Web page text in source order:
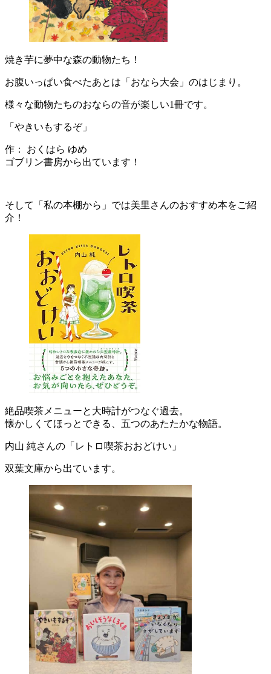
焼き芋に夢中な森の動物たち！
お腹いっぱい食べたあとは「おなら大会」のはじまり。
様々な動物たちのおならの音が楽しい1冊です。
「やきいもするぞ」
作： おくはら ゆめ
ゴブリン書房から出ています！
そして「私の本棚から」では美里さんのおすすめ本をご紹
介！
絶品喫茶メニューと大時計がつなぐ過去。
懐かしくてほっとできる、五つのあたたかな物語。
内山 純さんの「レトロ喫茶おおどけい」
双葉文庫から出ています。